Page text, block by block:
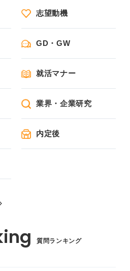
志望動機
GD・GW
就活マナー
業界・企業研究
内定後
質問ランキング